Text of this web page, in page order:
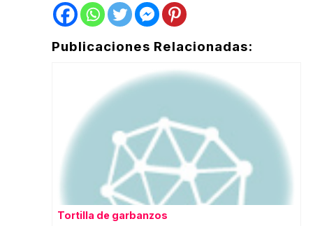
Publicaciones Relacionadas:
Tortilla de garbanzos